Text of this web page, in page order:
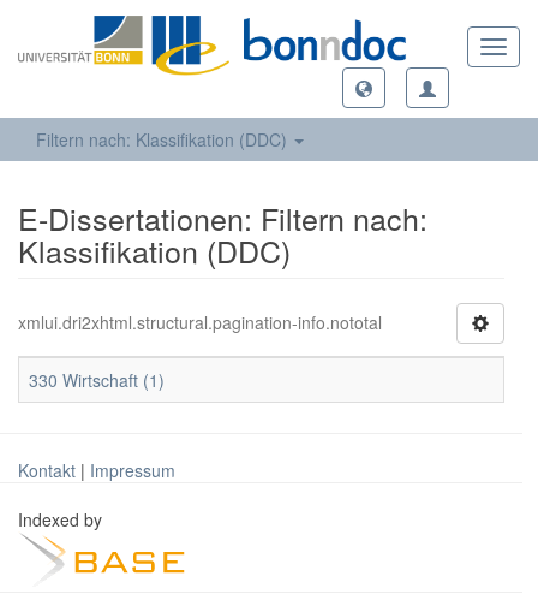
Filtern nach: Klassifikation (DDC)
E-Dissertationen: Filtern nach:
Klassifikation (DDC)
xmlui.dri2xhtml.structural.pagination-info.nototal
330 Wirtschaft (1)
Kontakt | Impressum
Indexed by